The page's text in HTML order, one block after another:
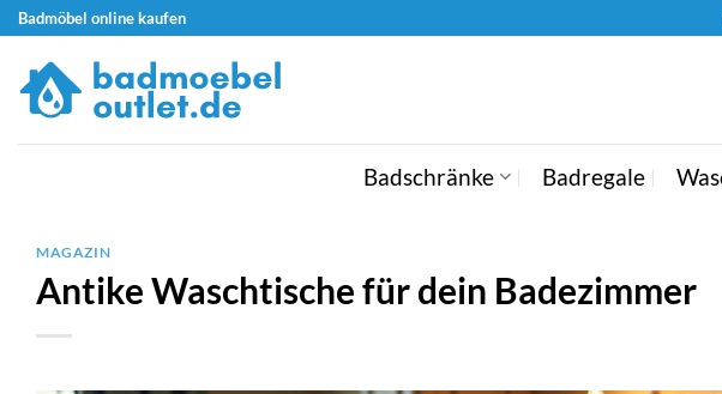
Zum
springen
Badmöbel online kaufen
Badschränke Badregale
MAGAZIN
Antike Waschtische für dein Badezimmer